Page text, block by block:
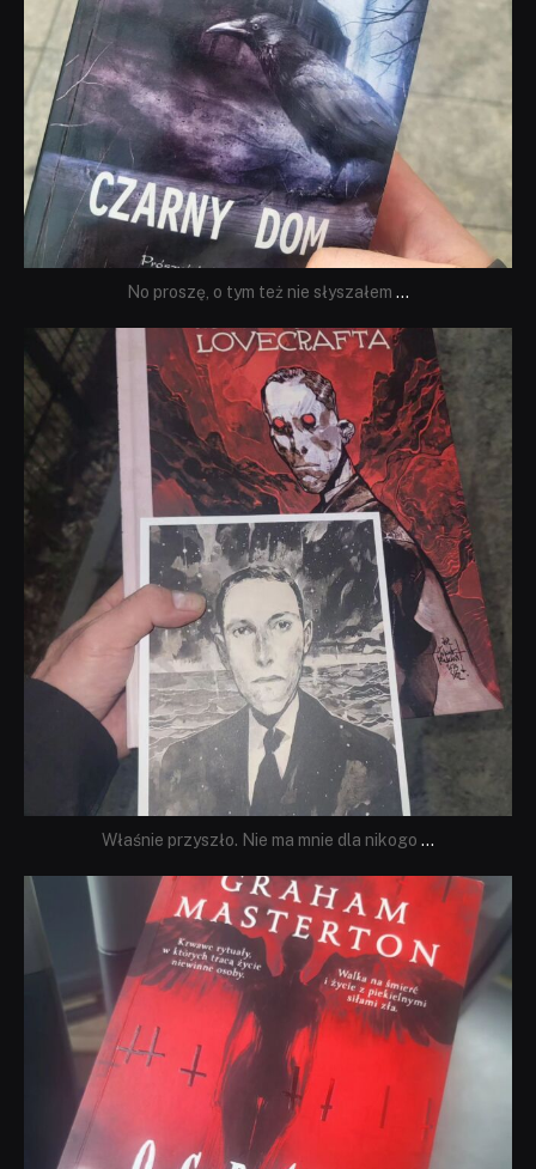
No proszę, o tym też nie słyszałem ...
dobryhorror
Wrz 19
Właśnie przyszło. Nie ma mnie dla nikogo ...
dobryhorror
Sie 23